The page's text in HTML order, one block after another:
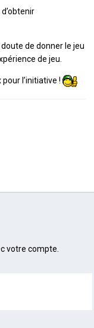
de donner le jeu
de jeu.
pour l’initiative !
votre compte.